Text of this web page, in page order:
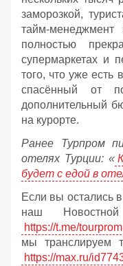
заморозкой,
тайм-
полностью
супермаркетах и
того, что уже есть
спасённый от
дополнительный
на курорте.
Ранее Турпром
отелях Турции: «
будет с едой в
Если вы остались в
наш
https://t.me/tourprom
мы транслируем
https://max.ru/